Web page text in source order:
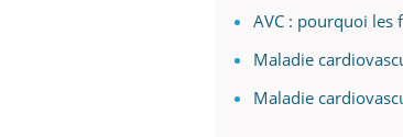
AVC : pourquoi les
Maladie
Maladie